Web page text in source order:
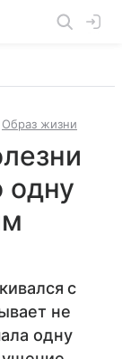
Образ жизни
одну
с
не
одну